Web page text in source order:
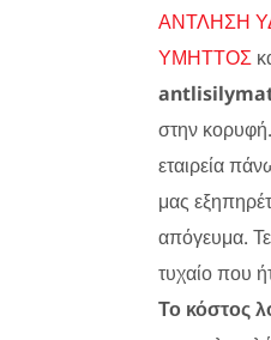
ΑΝΤΛΗΣΗ
ΥΜΗΤΤΟΣ
στην
εταιρεία
μας
απόγευμα.
τυχαίο που
Το κόστος